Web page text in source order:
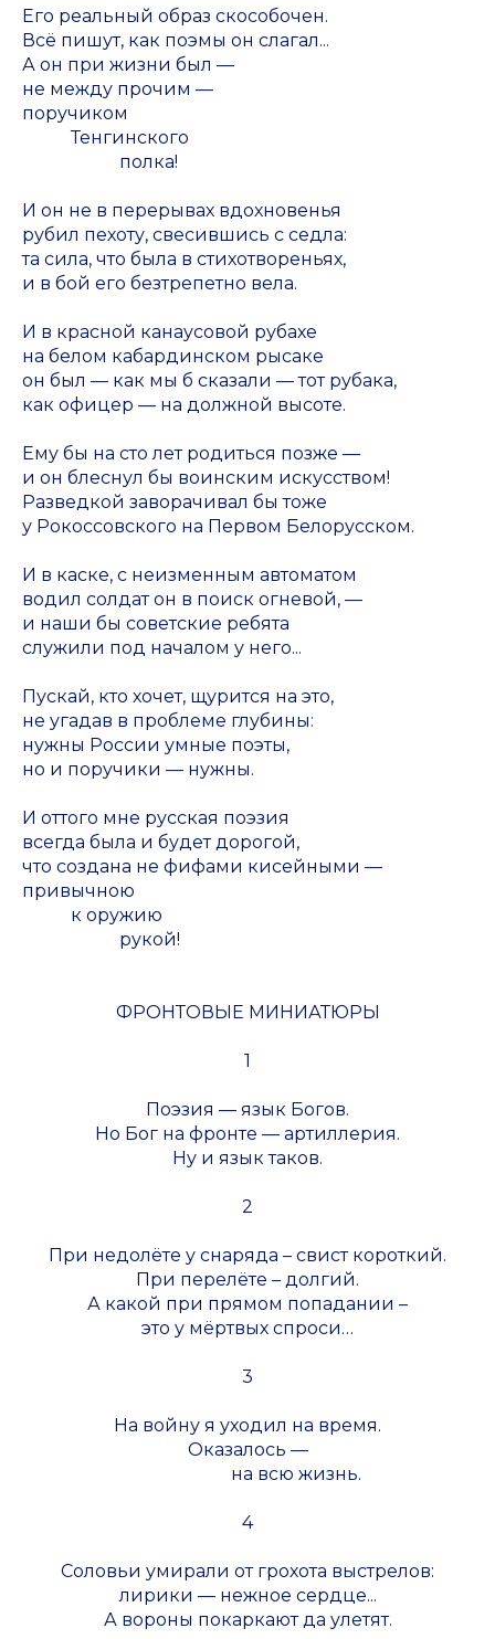
Его реальный образ скособочен.
Всё пишут, как поэмы он слагал...
А он при жизни был —
не между прочим —
поручиком
Тенгинского
полка!
И он не в перерывах вдохновенья
рубил пехоту, свесившись с седла:
та сила, что была в стихотвореньях,
и в бой его безтрепетно вела.
И в красной канаусовой рубахе
на белом кабардинском рысаке
он был — как мы б сказали — тот рубака,
как офицер — на должной высоте.
Ему бы на сто лет родиться позже —
и он блеснул бы воинским искусством!
Разведкой заворачивал бы тоже
у Рокоссовского на Первом Белорусском.
И в каске, с неизменным автоматом
водил солдат он в поиск огневой, —
и наши бы советские ребята
служили под началом у него...
Пускай, кто хочет, щурится на это,
не угадав в проблеме глубины:
нужны России умные поэты,
но и поручики — нужны.
И оттого мне русская поэзия
всегда была и будет дорогой,
что создана не фифами кисейными —
привычною
к оружию
рукой!
ФРОНТОВЫЕ МИНИАТЮРЫ
1
Поэзия — язык Богов.
Но Бог на фронте — артиллерия.
Ну и язык таков.
2
При недолёте у снаряда – свист короткий.
При перелёте – долгий.
А какой при прямом попадании –
это у мёртвых спроси…
3
На войну я уходил на время.
Оказалось —
на всю жизнь.
4
Соловьи умирали от грохота выстрелов:
лирики — нежное сердце...
А вороны покаркают да улетят.